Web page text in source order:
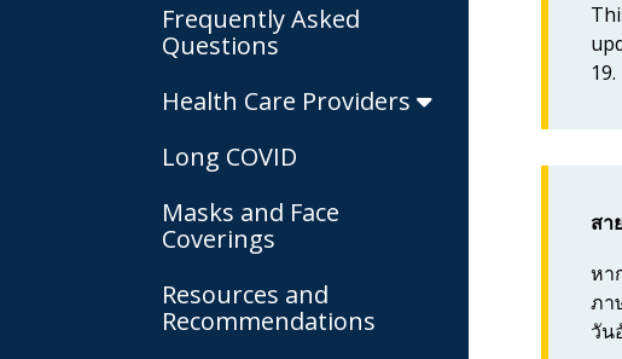
Frequently Asked
Questions
Health Care Providers
Long COVID
Masks and Face
Coverings
Resources and
Recommendations
สา
หา
ภา
วัน